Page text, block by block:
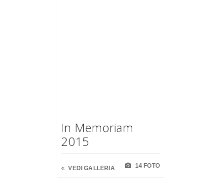
In Memoriam
2015
VEDI GALLERIA 14 FOTO